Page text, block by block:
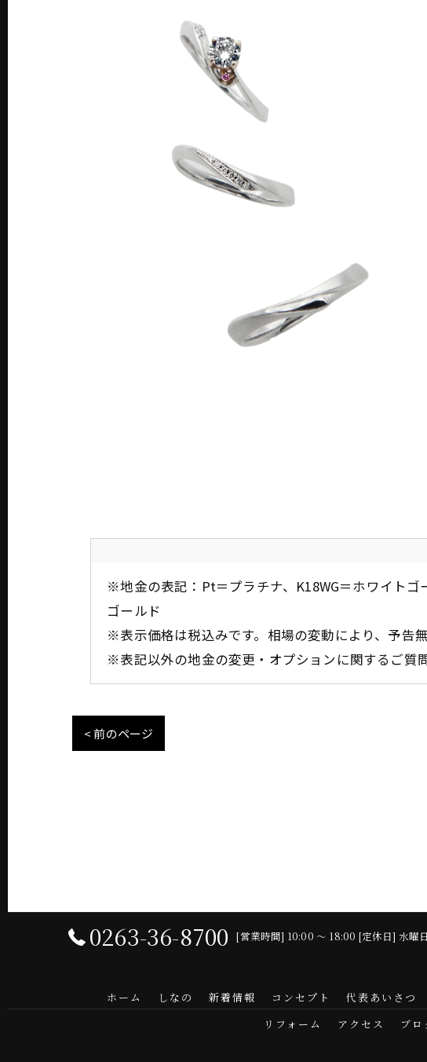
※地金の表記：Pt＝プラチナ、K18WG＝ホワイトゴ
ゴールド
※表示価格は税込みです。相場の変動により、予告
※表記以外の地金の変更・オプションに関するご質
< 前のページ
0263-36-8700 [営業時間] 10:00 〜 18:00 [定休日] 水曜日
ホーム しなの 新着情報 コンセプト 代表あいさつ
リフォーム
アクセス ブロ